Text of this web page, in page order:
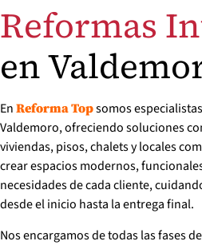
Reformas
en
En Reforma Topsomos
Valdemoro, ofreciendo soluciones
viviendas, pisos, chalets y locales
crear espacios modernos,
necesidades de cada cliente,
desde el inicio hasta la entrega final.
Nos encargamos de todas las fases